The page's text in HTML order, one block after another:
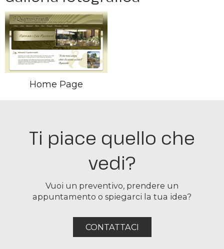
Home Page
Ti piace quello che
vedi?
Vuoi un preventivo, prendere un
appuntamento o spiegarci la tua idea?
CONTATTACI